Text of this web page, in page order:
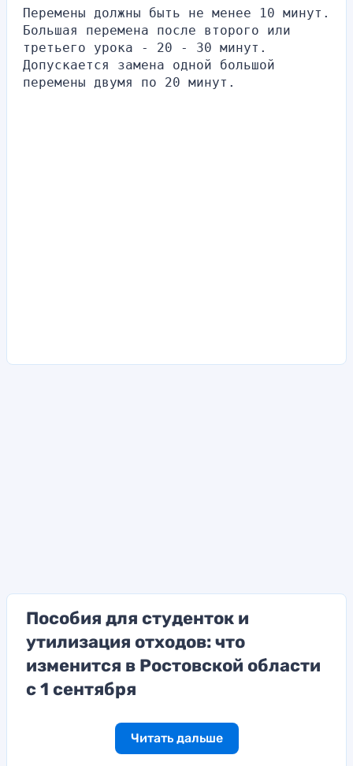
Перемены должны быть не менее 10 минут.
Большая перемена после второго или
третьего урока - 20 - 30 минут.
Допускается замена одной большой
перемены двумя по 20 минут.
Пособия для студенток и
утилизация отходов: что
изменится в Ростовской области
с 1 сентября
Читать дальше